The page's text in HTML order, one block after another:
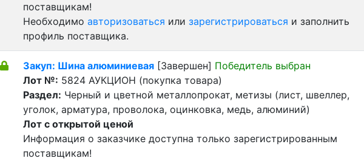
поставщикам!
Необходимо авторизоваться или зарегистрироваться и заполнить
профиль поставщика.
Закуп: Шина алюминиевая [Завершен] Победитель выбран
Лот №: 5824 АУКЦИОН (покупка товара)
Раздел: Черный и цветной металлопрокат, метизы (лист, швеллер,
уголок, арматура, проволока, оцинковка, медь, алюминий)
Лот с открытой ценой
Информация о заказчике доступна только зарегистрированным
поставщикам!